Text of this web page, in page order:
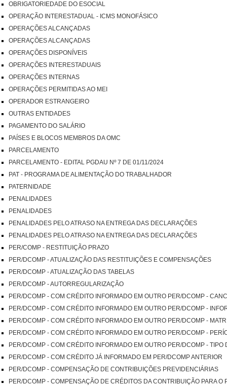
OBRIGATORIEDADE DO ESOCIAL
OPERAÇÃO INTERESTADUAL - ICMS MONOFÁSICO
OPERAÇÕES ALCANÇADAS
OPERAÇÕES ALCANÇADAS
OPERAÇÕES DISPONÍVEIS
OPERAÇÕES INTERESTADUAIS
OPERAÇÕES INTERNAS
OPERAÇÕES PERMITIDAS AO MEI
OPERADOR ESTRANGEIRO
OUTRAS ENTIDADES
PAGAMENTO DO SALÁRIO
PAÍSES E BLOCOS MEMBROS DA OMC
PARCELAMENTO
PARCELAMENTO - EDITAL PGDAU Nº 7 DE 01/11/2024
PAT - PROGRAMA DE ALIMENTAÇÃO DO TRABALHADOR
PATERNIDADE
PENALIDADES
PENALIDADES
PENALIDADES PELO ATRASO NA ENTREGA DAS DECLARAÇÕES
PENALIDADES PELO ATRASO NA ENTREGA DAS DECLARAÇÕES
PER/COMP - RESTITUIÇÃO PRAZO
PER/DCOMP - ATUALIZAÇÃO DAS RESTITUIÇÕES E COMPENSAÇÕES
PER/DCOMP - ATUALIZAÇÃO DAS TABELAS
PER/DCOMP - AUTORREGULARIZAÇÃO
PER/DCOMP - COM CRÉDITO INFORMADO EM OUTRO PER/DCOMP -
PER/DCOMP - COM CRÉDITO INFORMADO EM OUTRO PER/DCOMP -
PER/DCOMP - COM CRÉDITO INFORMADO EM OUTRO PER/DCOMP -
PER/DCOMP - COM CRÉDITO INFORMADO EM OUTRO PER/DCOMP -
PER/DCOMP - COM CRÉDITO INFORMADO EM OUTRO PER/DCOMP - TIPO
PER/DCOMP - COM CRÉDITO JÁ INFORMADO EM PER/DCOMP ANTERIOR
PER/DCOMP - COMPENSAÇÃO DE CONTRIBUIÇÕES PREVIDENCIÁRIAS
PER/DCOMP - COMPENSAÇÃO DE CRÉDITOS DA CONTRIBUIÇÃO PARA O